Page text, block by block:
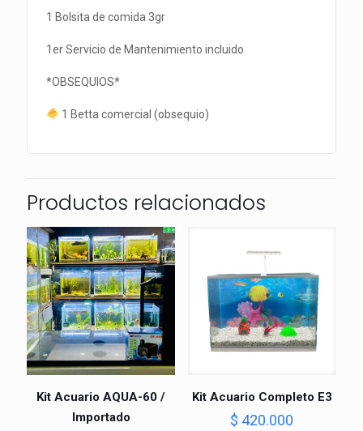
1 Bolsita de comida 3gr
1er Servicio de Mantenimiento incluido
*OBSEQUIOS*
1 Betta comercial (obsequio)
Productos relacionados
Kit Acuario AQUA-60 /
Importado
Kit Acuario Completo E3
$ 420.000